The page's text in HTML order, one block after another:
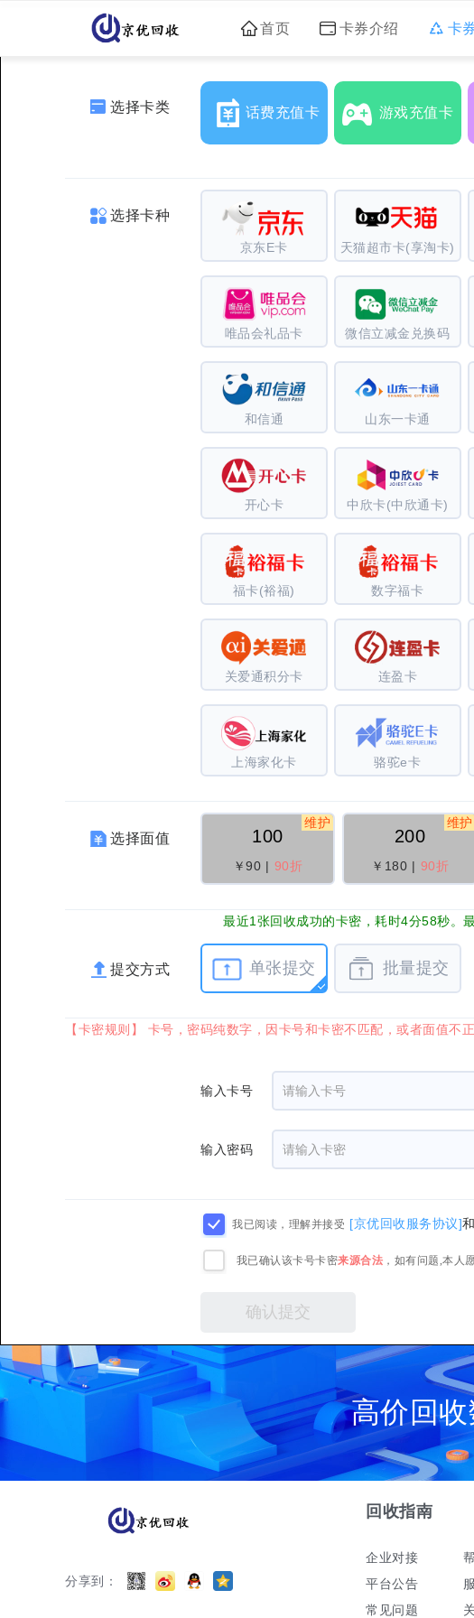
首页 卡券介绍 卡
选择卡类 话费充值卡 游戏充值卡
选择卡种
京东E卡 天猫超市卡(享淘卡)
唯品会礼品卡 微信立减金兑换码
和信通 山东一卡通
开心卡 中欣卡(中欣通卡)
福卡(裕福) 数字福卡
关爱通积分卡 连盈卡
上海家化卡 骆驼e卡
选择面值 100
￥90 | 90折
维护
200
￥180 | 90折
维护
最近1张回收成功的卡密，耗时4分58秒。
提交方式 单张提交 批量提交
【卡密规则】 卡号，密码纯数字，因卡号和卡密不匹配，或者面值不
输入卡号
输入密码
我已阅读，理解并接受 [京优回收服务协议]和
我已确认该卡号卡密来源合法 ，如有问题,本人
高价回
分享到：
回收指南
企业对接
平台公告
常见问题